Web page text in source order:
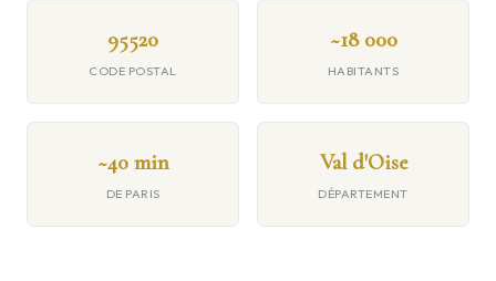
95520
CODE POSTAL
~18 000
HABITANTS
~40 min
DE PARIS
Val d'Oise
DÉPARTEMENT